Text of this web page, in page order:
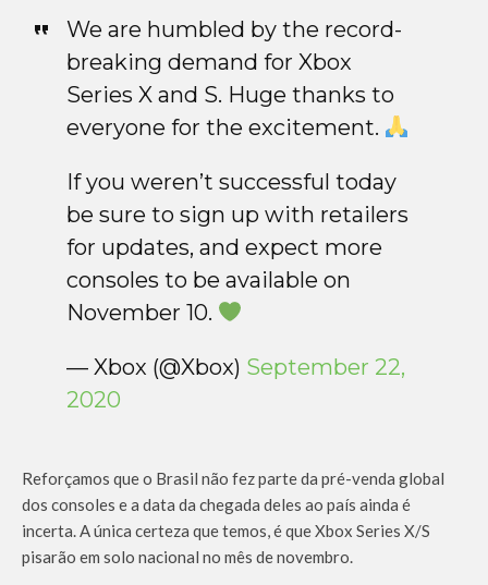
We are humbled by the record-
breaking demand for Xbox
Series X and S. Huge thanks to
everyone for the excitement.
If you weren’t successful today
be sure to sign up with retailers
for updates, and expect more
consoles to be available on
November 10.
— Xbox (@Xbox) September 22,
2020
Reforçamos que o Brasil não fez parte da pré-venda global
dos consoles e a data da chegada deles ao país ainda é
incerta. A única certeza que temos, é que Xbox Series X/S
pisarão em solo nacional no mês de novembro.